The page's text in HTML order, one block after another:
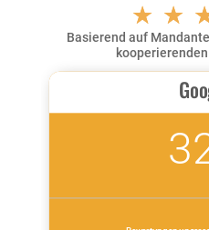
☆ ☆
Basierend auf